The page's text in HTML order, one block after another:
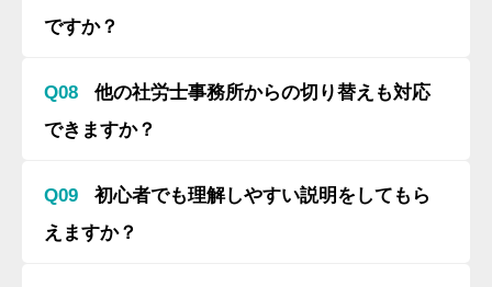
ですか？
Q08
他の社労士事務所からの切り替えも対応
できますか？
Q09
初心者でも理解しやすい説明をしてもら
えますか？